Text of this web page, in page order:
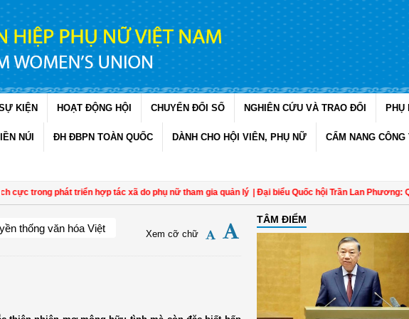
KIỆN HOẠT ĐỘNG HỘI CHUYỂN ĐỔI SỐ NGHIÊN CỨU VÀ TRAO ĐỔI PHỤ
NÚI ĐH ĐBPN TOÀN QUỐC DÀNH CHO HỘI VIÊN, PHỤ NỮ CẨM NANG CÔNG
trong phát triển hợp tác xã do phụ nữ tham gia quản lý | Đại biểu Quốc hội Trần Lan Phương:
thống văn hóa Việt Xem cỡ chữ
TÂM ĐIỂM